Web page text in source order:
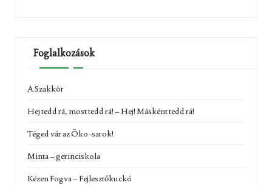
Foglalkozások
A Szakkör
Hej tedd rá, most tedd rá! – Hej! Másként tedd rá!
Téged vár az Öko-sarok!
Minta – gerinciskola
Kézen Fogva – Fejlesztőkuckó